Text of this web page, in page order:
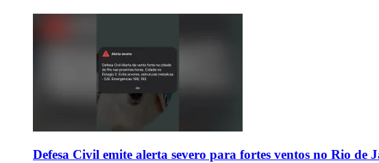
Defesa Civil emite alerta severo para fortes ventos no Rio de